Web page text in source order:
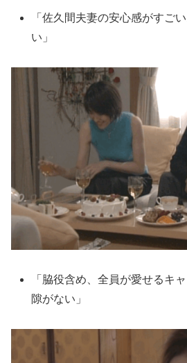
「佐久間夫妻の安心感がすご
い」
「脇役含め、全員が愛せるキ
隙がない」